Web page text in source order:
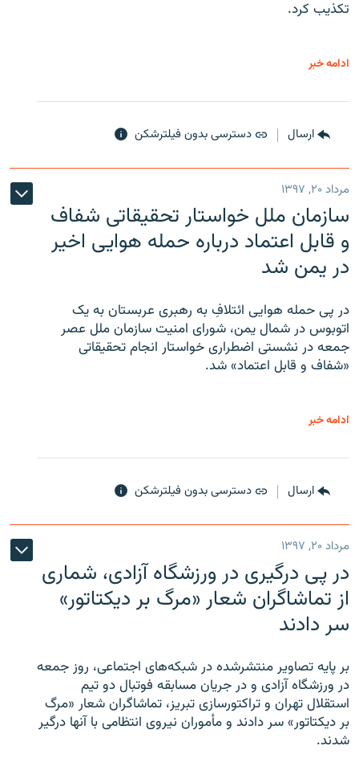
تکذیب کرد.
ادامه خبر
ارسال دسترسی بدون فیلترشکن
مرداد ۲۰, ۱۳۹۷
سازمان ملل خواستار تحقیقاتی شفاف
و قابل اعتماد درباره حمله هوایی اخیر
در یمن شد
در پی حمله هوایی ائتلافِ به رهبری عربستان به یک
اتوبوس در شمال یمن، شورای امنیت سازمان ملل عصر
جمعه در نشستی اضطراری خواستار انجام تحقیقاتی
«شفاف و قابل اعتماد» شد.
ادامه خبر
ارسال دسترسی بدون فیلترشکن
مرداد ۲۰, ۱۳۹۷
در پی درگیری در ورزشگاه آزادی، شماری
از تماشاگران شعار «مرگ بر دیکتاتور»
سر دادند
بر پایه تصاویر منتشرشده در شبکه‌های اجتماعی، روز جمعه
در ورزشگاه آزادی و در جریان مسابقه فوتبال دو تیم
استقلال تهران و تراکتورسازی تبریز، تماشاگران شعار «مرگ
بر دیکتاتور» سر دادند و مأموران نیروی انتظامی با آنها درگیر
شدند.